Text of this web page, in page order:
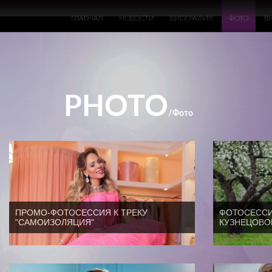
ГЛАВНАЯ НОВОСТИ БИОГРАФИЯ ФОТО
PHOTO /фото
ПРОМО-ФОТОСЕССИЯ К ТРЕКУ
"САМОИЗОЛЯЦИЯ"